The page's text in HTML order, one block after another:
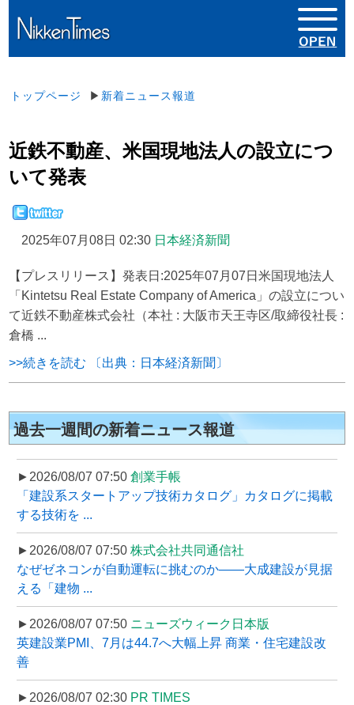
トップページ ▶ 新着ニュース報道
近鉄不動産、米国現地法人の設立につ
いて発表
2025年07月08日 02:30 日本経済新聞
【プレスリリース】発表日:2025年07月07日米国現地法人
「Kintetsu Real Estate Company of America」の設立につい
て近鉄不動産株式会社（本社 : 大阪市天王寺区/取締役社長 :
倉橋 ...
>>続きを読む 〔出典：日本経済新聞〕
過去一週間の新着ニュース報道
►2026/08/07 07:50 創業手帳
「建設系スタートアップ技術カタログ」カタログに掲載
する技術を ...
►2026/08/07 07:50 株式会社共同通信社
なぜゼネコンが自動運転に挑むのか――大成建設が見据
える「建物 ...
►2026/08/07 07:50 ニューズウィーク日本版
英建設業PMI、7月は44.7へ大幅上昇 商業・住宅建設改
善
►2026/08/07 02:30 PR TIMES